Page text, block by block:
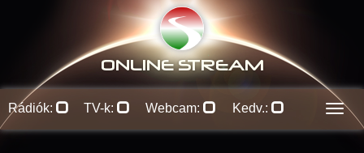
ONLINE STREAM
Rádiók: TV-k: Webcam: Kedv.: